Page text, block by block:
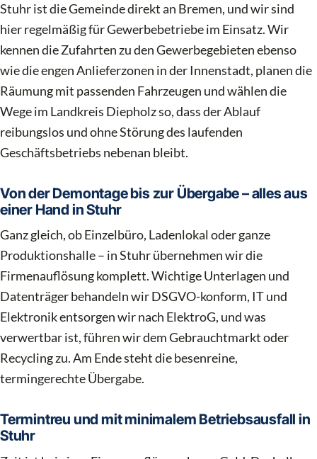
Stuhr ist die Gemeinde direkt an Bremen, und wir sind
hier regelmäßig für Gewerbebetriebe im Einsatz. Wir
kennen die Zufahrten zu den Gewerbegebieten ebenso
wie die engen Anlieferzonen in der Innenstadt, planen die
Räumung mit passenden Fahrzeugen und wählen die
Wege im Landkreis Diepholz so, dass der Ablauf
reibungslos und ohne Störung des laufenden
Geschäftsbetriebs nebenan bleibt.
Von der Demontage bis zur Übergabe – alles aus
einer Hand in Stuhr
Ganz gleich, ob Einzelbüro, Ladenlokal oder ganze
Produktionshalle – in Stuhr übernehmen wir die
Firmenauflösung komplett. Wichtige Unterlagen und
Datenträger behandeln wir DSGVO-konform, IT und
Elektronik entsorgen wir nach ElektroG, und was
verwertbar ist, führen wir dem Gebrauchtmarkt oder
Recycling zu. Am Ende steht die besenreine,
termingerechte Übergabe.
Termintreu und mit minimalem Betriebsausfall in
Stuhr